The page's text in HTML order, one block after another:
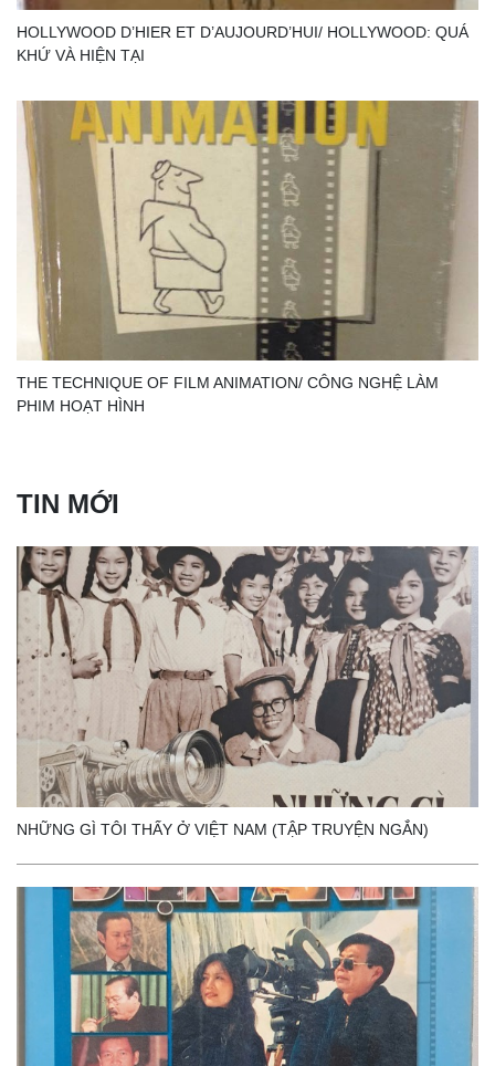
HOLLYWOOD D’HIER ET D’AUJOURD’HUI/ HOLLYWOOD: QUÁ
KHỨ VÀ HIỆN TẠI
THE TECHNIQUE OF FILM ANIMATION/ CÔNG NGHỆ LÀM
PHIM HOẠT HÌNH
TIN MỚI
NHỮNG GÌ TÔI THẤY Ở VIỆT NAM (TẬP TRUYỆN NGẮN)